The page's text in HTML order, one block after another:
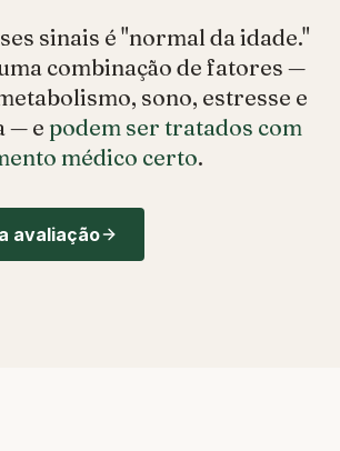
sinais é "normal da idade."
combinação de fatores —
sono, estresse e
— e podem ser tratados com
médico certo.
avaliação